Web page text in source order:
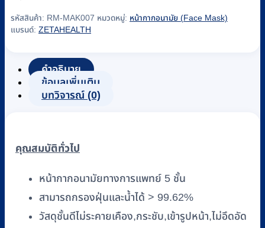
รหัสสินค้า: RM-MAK007 หมวดหมู่: หน้ากากอนามัย (Face Mask)
แบรนด์: ZETAHEALTH
คำอธิบาย
ข้อมูลเพิ่มเติม
บทวิจารณ์ (0)
คุณสมบัติทั่วไป
หน้ากากอนามัยทางการแพทย์ 5 ชั้น
สามารถกรองฝุ่นและน้ำได้ > 99.62%
วัสดุชั้นดีไม่ระคายเคือง,กระชับ,เข้ารูปหน้า,ไม่อึดอัด